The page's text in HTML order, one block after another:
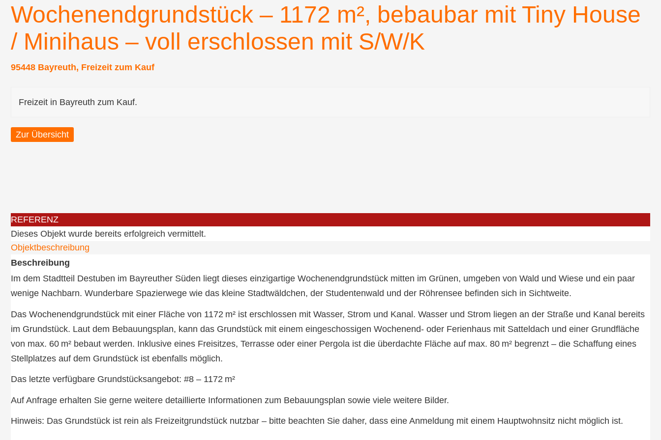
Wochenendgrundstück – 1172 m², bebaubar mit Tiny House
/ Minihaus – voll erschlossen mit S/W/K
95448 Bayreuth, Freizeit zum Kauf
Freizeit in Bayreuth zum Kauf.
Zur Übersicht
REFERENZ
Dieses Objekt wurde bereits erfolgreich vermittelt.
Objekt­beschreibung
Beschreibung
Im dem Stadtteil Destuben im Bayreuther Süden liegt dieses einzigartige Wochenendgrundstück mitten im Grünen, umgeben von Wald und Wiese und ein paar
wenige Nachbarn. Wunderbare Spazierwege wie das kleine Stadtwäldchen, der Studentenwald und der Röhrensee befinden sich in Sichtweite.
Das Wochenendgrundstück mit einer Fläche von 1172 m² ist erschlossen mit Wasser, Strom und Kanal. Wasser und Strom liegen an der Straße und Kanal bereits
im Grundstück. Laut dem Bebauungsplan, kann das Grundstück mit einem eingeschossigen Wochenend- oder Ferienhaus mit Satteldach und einer Grundfläche
von max. 60 m² bebaut werden. Inklusive eines Freisitzes, Terrasse oder einer Pergola ist die überdachte Fläche auf max. 80 m² begrenzt – die Schaffung eines
Stellplatzes auf dem Grundstück ist ebenfalls möglich.
Das letzte verfügbare Grundstücksangebot: #8 – 1172 m²
Auf Anfrage erhalten Sie gerne weitere detaillierte Informationen zum Bebauungsplan sowie viele weitere Bilder.
Hinweis: Das Grundstück ist rein als Freizeitgrundstück nutzbar – bitte beachten Sie daher, dass eine Anmeldung mit einem Hauptwohnsitz nicht möglich ist.